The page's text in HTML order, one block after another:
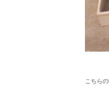
こちら